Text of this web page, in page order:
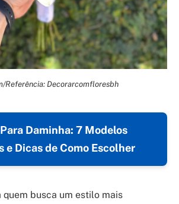
Referência: Decorarcomfloresbh
Daminha: 7 Modelos
e Dicas de Como Escolher
quem busca um estilo mais